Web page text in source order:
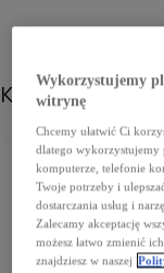
Kolor
Poprzedni
Wykorzystujemy
witrynę
Chcemy ułatwić Ci
dlatego wykorzystujemy
komputerze, telefonie
Twoje potrzeby i
dostarczania usług i
Zalecamy akceptację
możesz łatwo zmienić
znajdziesz w naszej